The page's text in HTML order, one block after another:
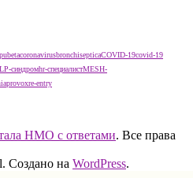
betacoronavirusbronchisepticaCOVID-19covid-19
синдромhr-специалистMESH-
provoxre-entry
НМО с ответами. Все права
Создано на WordPress.